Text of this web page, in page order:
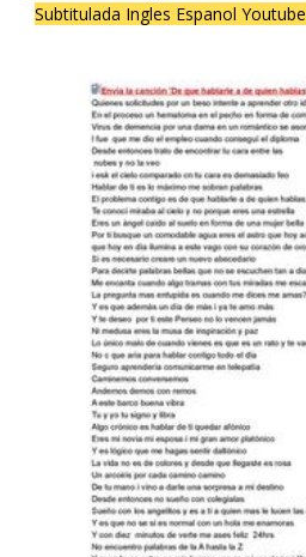
Subtitulada Ingles Espanol Youtube